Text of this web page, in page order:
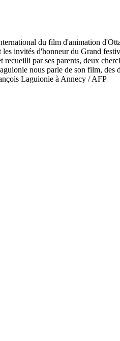
du film d'animation
invités d'honneur du Grand
par ses parents, deux
nous parle de son film, des
Laguionie à Annecy / AFP